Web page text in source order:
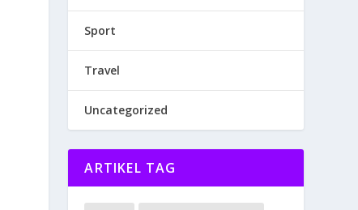
Sport
Travel
Uncategorized
ARTIKEL TAG